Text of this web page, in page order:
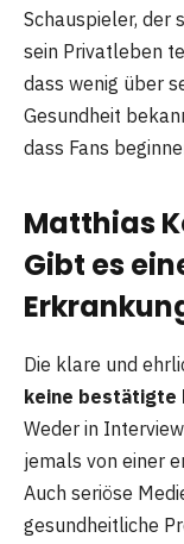
Schauspieler, der
sein Privatleben
dass wenig über
Gesundheit
dass Fans
Matthias
Gibt es
Die klare und
keine bestätigte
Weder in
jemals von einer
Auch seriöse
gesundheitliche